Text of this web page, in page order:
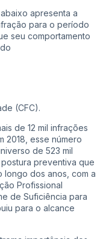
apresenta a
para o período
seu comportamento
(CFC).
de 12 mil infrações
2018, esse número
de 523 mil
preventiva que
longo dos anos, com a
Profissional
de Suficiência para
para o alcance